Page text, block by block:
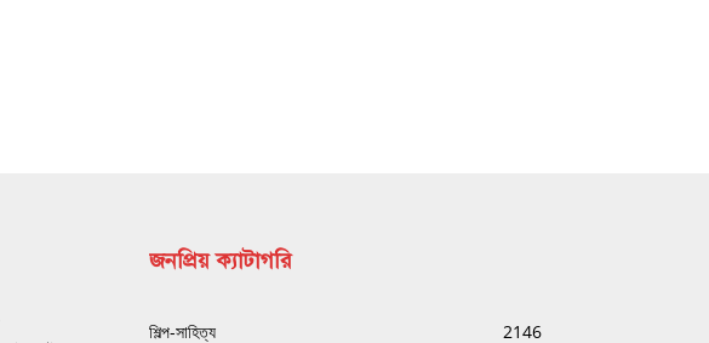
জনপ্রিয় ক্যাটাগরি
শিল্প-সাহিত্য 2146